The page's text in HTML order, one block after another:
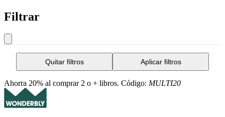
Filtrar
Quitar filtros Aplicar filtros
Ahorra 20% al comprar 2 o + libros. Código: MULTI20